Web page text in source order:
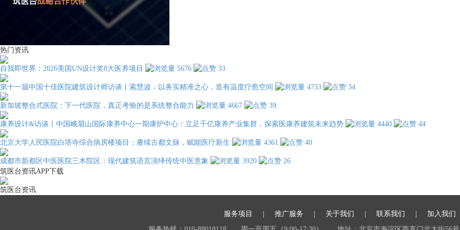
热门资讯
自我即世界：2026美国UN设计奖8大医养项目 5676 33
第十一届中国十佳医院建筑设计师访谈丨索慧波：以务实精准之心，造有温度疗愈空间 4733 34
新加坡整合式医院：下一代医院，真正考验的是系统整合能力 4667 39
康养设计&访谈丨中国峨眉山国际康养中心一期康护中心：立足千亿康养产业集群，探索医康养建筑未来趋势 4440 44
北京大学人民医院白塔寺综合病房楼项目：赓续古都文脉，赋能医疗新生 4361 40
成都市新都区中医医院三木院区：现代建筑语言演绎传统中医意象 3920
26
筑医台资讯APP下载
筑医台资讯
服务项目 推广服务 关于我们 联系我们
加入我们